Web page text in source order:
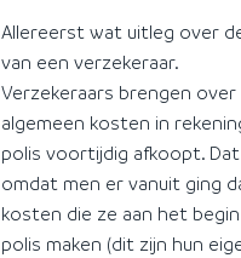
Allereerst wat uitleg over
van een verzekeraar.
Verzekeraars brengen
algemeen kosten in
polis voortijdig afkoopt.
omdat men er vanuit ging
kosten die ze aan het
polis maken (dit zijn hun